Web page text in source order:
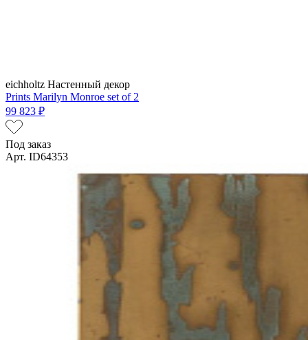
eichholtz Настенный декор
Prints Marilyn Monroe set of 2
99 823 ₽
Под заказ
Арт. ID64353